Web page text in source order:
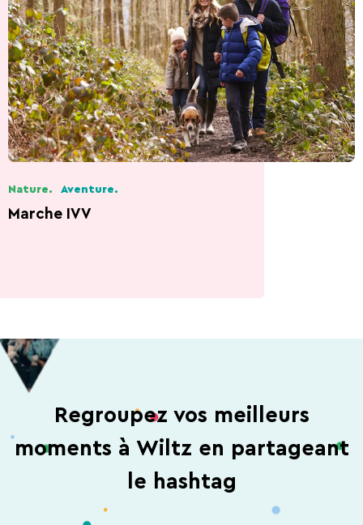
Nature. Aventure.
Marche IVV
Regroupez vos meilleurs
moments à Wiltz en partageant
le hashtag